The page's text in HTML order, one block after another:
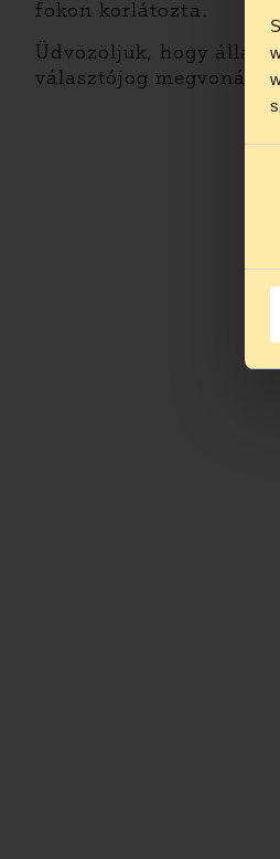
fokon korlátozta.
Üdvözöljük, hogy
választójog